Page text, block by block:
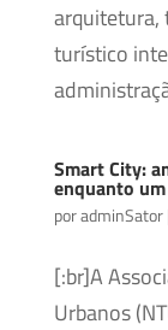
turístico
Smart City:
enquanto
poradminSator|
[:br]A
Urbanos